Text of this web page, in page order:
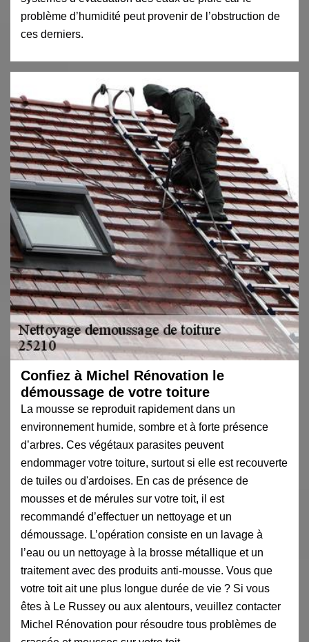
problème d’humidité peut provenir de l’obstruction de
ces derniers.
Confiez à Michel Rénovation le
démoussage de votre toiture
La mousse se reproduit rapidement dans un
environnement humide, sombre et à forte présence
d’arbres. Ces végétaux parasites peuvent
endommager votre toiture, surtout si elle est recouverte
de tuiles ou d'ardoises. En cas de présence de
mousses et de mérules sur votre toit, il est
recommandé d’effectuer un nettoyage et un
démoussage. L’opération consiste en un lavage à
l’eau ou un nettoyage à la brosse métallique et un
traitement avec des produits anti-mousse. Vous que
votre toit ait une plus longue durée de vie ? Si vous
êtes à Le Russey ou aux alentours, veuillez contacter
Michel Rénovation pour résoudre tous problèmes de